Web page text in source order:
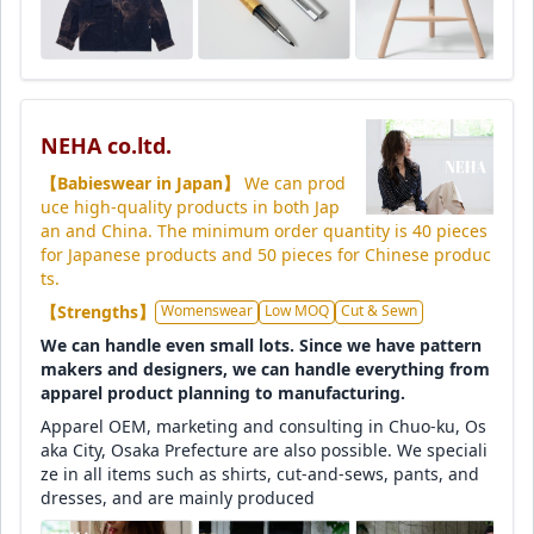
NEHA co.ltd.
【Babieswear in Japan】
We can prod
uce high-quality products in both Jap
an and China. The minimum order quantity is 40 pieces
for Japanese products and 50 pieces for Chinese produc
ts.
【Strengths】
Womenswear Low MOQ Cut & Sewn
We can handle even small lots. Since we have pattern
makers and designers, we can handle everything from
apparel product planning to manufacturing.
Apparel OEM, marketing and consulting in Chuo-ku, Os
aka City, Osaka Prefecture are also possible. We speciali
ze in all items such as shirts, cut-and-sews, pants, and
dresses, and are mainly produced